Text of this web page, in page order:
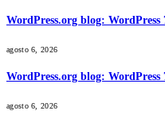
WordPress.org blog: WordPress
agosto 6, 2026
WordPress.org blog: WordPress
agosto 6, 2026